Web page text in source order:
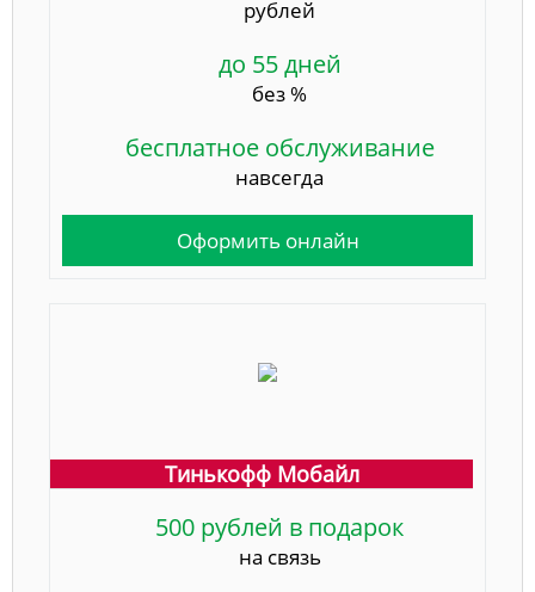
рублей
до 55 дней
без %
бесплатное обслуживание
навсегда
Оформить онлайн
Тинькофф Мобайл
500 рублей в подарок
на связь